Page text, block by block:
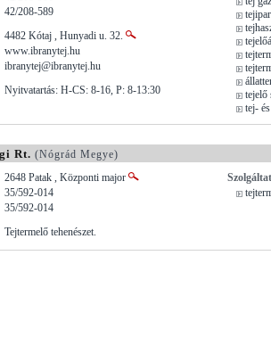
42/208-589
4482 Kótaj , Hunyadi u. 32.
www.ibranytej.hu
ibranytej@ibranytej.hu
Nyitvatartás: H-CS: 8-16, P: 8-13:30
tejipar
tejelő
tej-
Rt. (Nógrád Megye)
2648 Patak , Központi major
35/592-014
35/592-014
Tejtermelő tehenészet.